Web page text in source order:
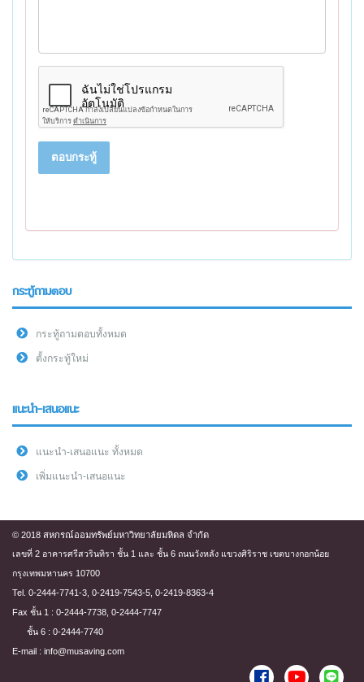
ตอบกระทู้
กระทู้ถามตอบ
กระทู้ถามตอบทั้งหมด
ตั้งกระทู้ใหม่
แนะนำ-เสนอแนะ
แนะนำ-เสนอแนะ ทั้งหมด
เพิ่มแนะนำ-เสนอแนะ
© 2018 สหกรณ์ออมทรัพย์มหาวิทยาลัยมหิดล จำกัด
เลขที่ 2 อาคารศรีสวรินทิรา ชั้น 1 และ ชั้น 6 ถนนวังหลัง แขวงศิริราช เขตบางกอกน้อย
กรุงเทพมหานคร 10700
Tel. 0-2444-7741-3, 0-2419-7543-5, 0-2419-8363-4
Fax ชั้น 1 : 0-2444-7738, 0-2444-7747
ชั้น 6 : 0-2444-7740
E-mail : info@musaving.com